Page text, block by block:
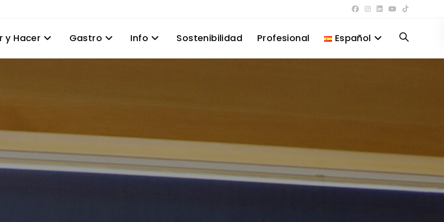
y Hacer Gastro Info Sostenibilidad Profesional Español Alternar
la
web